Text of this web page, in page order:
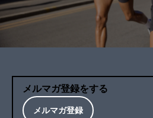
メルマガ登録をする
メルマガ登録